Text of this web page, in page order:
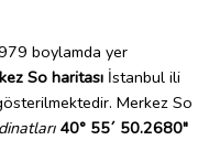
boylamda yer
So haritası İstanbul ili
Merkez So
40° 55´ 50.2680"